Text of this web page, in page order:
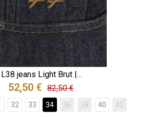
L38 jeans Light Brut |...
52,50 € 82,50 €
32 33 34 36 38 40 42